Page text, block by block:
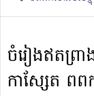
ចំរៀងឥតព្
កាស្សែត ព